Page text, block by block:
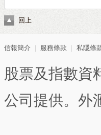
回上
信報簡介 服務條款 私隱條
股票及指數資
公司提供。外